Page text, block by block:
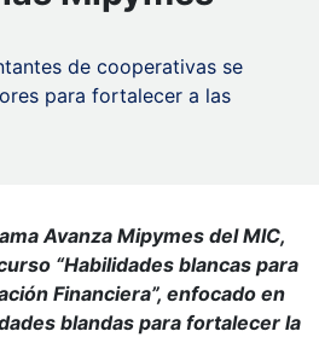
de cooperativas se
para fortalecer a las
Avanza Mipymes del MIC,
“Habilidades blancas para
Financiera”, enfocado en
blandas para fortalecer la